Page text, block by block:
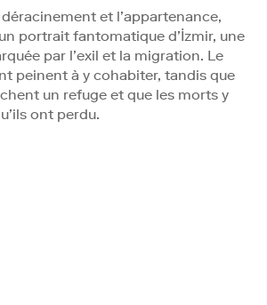
et l’appartenance,
portrait fantomatique d’İzmir, une
par l’exil et la migration. Le
peinent à y cohabiter, tandis que
un refuge et que les morts y
ont perdu.